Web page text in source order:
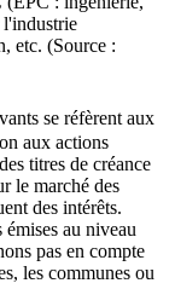
l'industrie
etc. (Source :
se réfèrent aux
aux actions
titres de créance
le marché des
des intérêts.
au niveau
pas en compte
les communes ou